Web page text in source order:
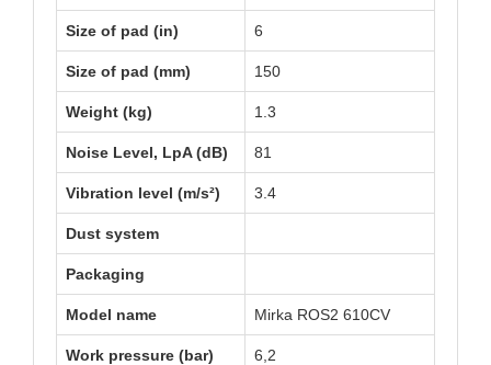
Size of pad (in) 6
Size of pad (mm) 150
Weight (kg) 1.3
Noise Level, LpA (dB) 81
Vibration level (m/s²) 3.4
Dust system
Packaging
Model name Mirka ROS2 610CV
Work pressure (bar) 6,2